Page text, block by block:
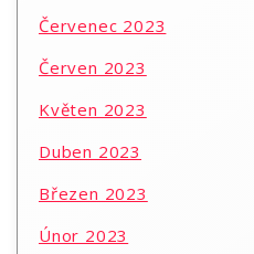
Červenec 2023
Červen 2023
Květen 2023
Duben 2023
Březen 2023
Únor 2023